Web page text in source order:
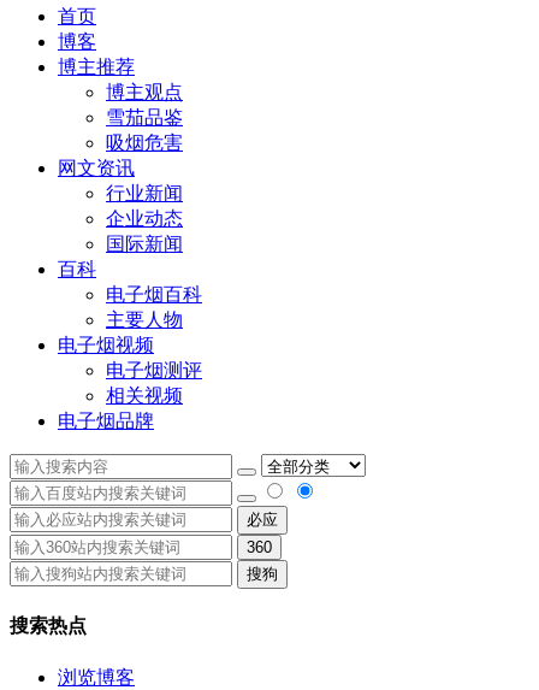
首页
博客
博主推荐
博主观点
雪茄品鉴
吸烟危害
网文资讯
行业新闻
企业动态
国际新闻
百科
电子烟百科
主要人物
电子烟视频
电子烟测评
相关视频
电子烟品牌
必应
360
搜狗
搜索热点
浏览博客